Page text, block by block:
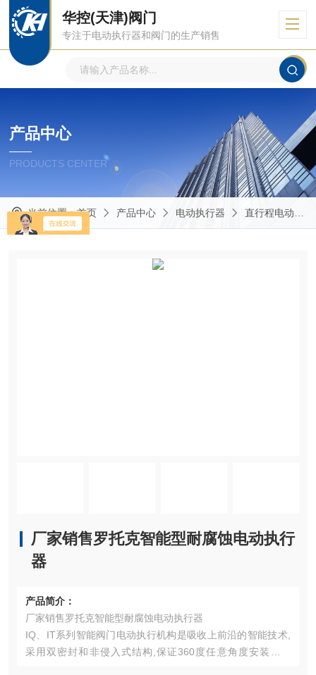
华控(天津)阀门
专注于电动执行器和阀门的生产销售
产品中心
PRODUCTS CENTER
当前位置：首页 产品中心 电动执行器 直行程电动执行器
厂家销售罗托克智能型耐腐蚀电动执行
器
产品简介：
厂家销售罗托克智能型耐腐蚀电动执行器
IQ、IT系列智能阀门电动执行机构是吸收上前沿的智能技术,
采用双密封和非侵入式结构,保证360度任意角度安装不漏